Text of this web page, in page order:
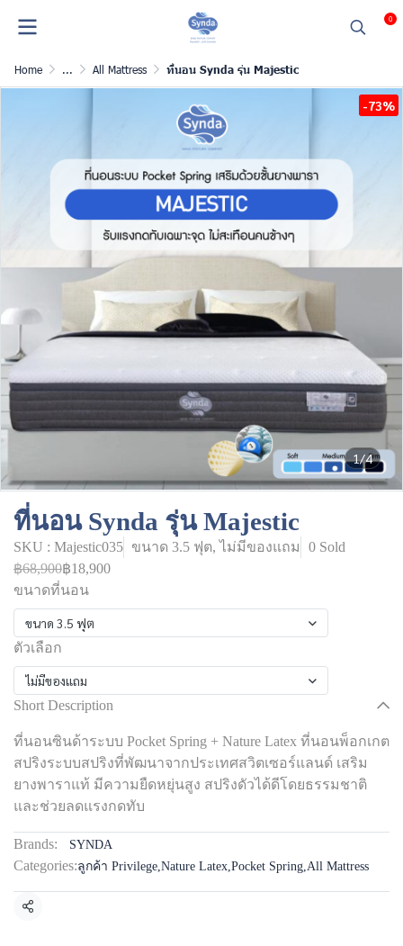
0
Home ... All Mattress ที่นอน Synda รุ่น Majestic
1/4
-73%
ที่นอน Synda รุ่น Majestic
SKU : Majestic035 ขนาด 3.5 ฟุต, ไม่มีของแถม
0 Sold
฿68,900฿18,900
ขนาดที่นอน
ขนาด 3.5 ฟุต
ตัวเลือก
ไม่มีของแถม
Short Description
ที่นอนซินด้าระบบ Pocket Spring + Nature Latex ที่นอนพ็อกเกต
สปริงระบบสปริงที่พัฒนาจากประเทศสวิตเซอร์แลนด์ เสริม
ยางพาราแท้ มีความยืดหยุ่นสูง สปริงดัวได้ดีโดยธรรมชาติ
และช่วยลดแรงกดทับ
Brands: SYNDA
Categories:ลูกค้า Privilege,Nature Latex,Pocket Spring,All Mattress
Share